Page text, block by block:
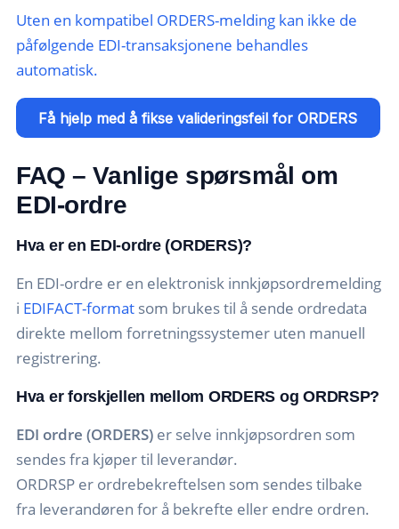
Uten en kompatibel ORDERS-melding kan ikke de
påfølgende EDI-transaksjonene behandles
automatisk.
Få hjelp med å fikse valideringsfeil for ORDERS
FAQ – Vanlige spørsmål om
EDI-ordre
Hva er en EDI-ordre (ORDERS)?
En EDI-ordre er en elektronisk innkjøpsordremelding
i EDIFACT-format som brukes til å sende ordredata
direkte mellom forretningssystemer uten manuell
registrering.
Hva er forskjellen mellom ORDERS og ORDRSP?
EDI ordre (ORDERS) er selve innkjøpsordren som
sendes fra kjøper til leverandør.
ORDRSP er ordrebekreftelsen som sendes tilbake
fra leverandøren for å bekrefte eller endre ordren.